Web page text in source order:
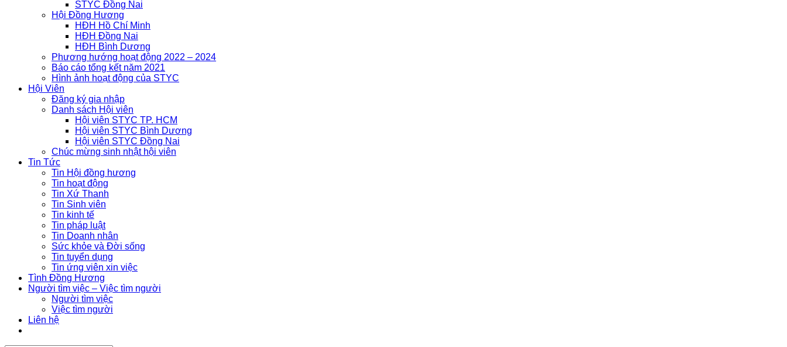
STYC Đồng Nai
Hội Đồng Hương
HĐH Hồ Chí Minh
HĐH Đồng Nai
HĐH Bình Dương
Phương hướng hoạt động 2022 – 2024
Báo cáo tổng kết năm 2021
Hình ảnh hoạt động của STYC
Hội Viên
Đăng ký gia nhập
Danh sách Hội viên
Hội viên STYC TP. HCM
Hội viên STYC Bình Dương
Hội viên STYC Đồng Nai
Chúc mừng sinh nhật hội viên
Tin Tức
Tin Hội đồng hương
Tin hoạt động
Tin Xứ Thanh
Tin Sinh viên
Tin kinh tế
Tin pháp luật
Tin Doanh nhân
Sức khỏe và Đời sống
Tin tuyển dụng
Tin ứng viên xin việc
Tình Đồng Hương
Người tìm việc – Việc tìm người
Người tìm việc
Việc tìm người
Liên hệ